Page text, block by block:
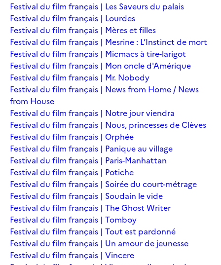
Festival du film français | Les Saveurs du palais
Festival du film français | Lourdes
Festival du film français | Mères et filles
Festival du film français | Mesrine : L’Instinct de mort
Festival du film français | Micmacs à tire-larigot
Festival du film français | Mon oncle d'Amérique
Festival du film français | Mr. Nobody
Festival du film français | News from Home / News
from House
Festival du film français | Notre jour viendra
Festival du film français | Nous, princesses de Clèves
Festival du film français | Orphée
Festival du film français | Panique au village
Festival du film français | Paris-Manhattan
Festival du film français | Potiche
Festival du film français | Soirée du court-métrage
Festival du film français | Soudain le vide
Festival du film français | The Ghost Writer
Festival du film français | Tomboy
Festival du film français | Tout est pardonné
Festival du film français | Un amour de jeunesse
Festival du film français | Vincere